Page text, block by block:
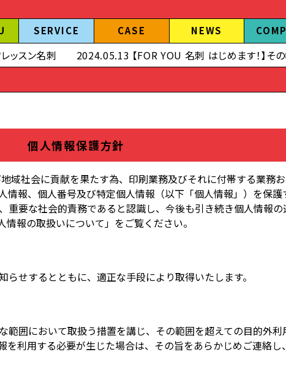
SERVICE CASE NEWS
【FOR YOU 名刺 はじめます！】その②鉄の電車名刺
個人情報保護方針
域社会に貢献を果たす為、印刷業務及びそれに付帯する業務
情報、個人番号及び特定個人情報（以下「個人情報」）を保護
重要な社会的責務であると認識し、今後も引き続き個人情報
報の取扱いについて」をご覧ください。
せするとともに、適正な手段により取得いたします。
範囲において取扱う措置を講じ、その範囲を超えての目的外利
を利用する必要が生じた場合は、その旨をあらかじめご連絡し